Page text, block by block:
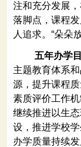
注和充分发展
落脚点，课程
人追求。“朵朵
五年办学
主题教育体系
源，提升课程
素质评价工作
继续推进以生
设，推进学校
办学质量持续